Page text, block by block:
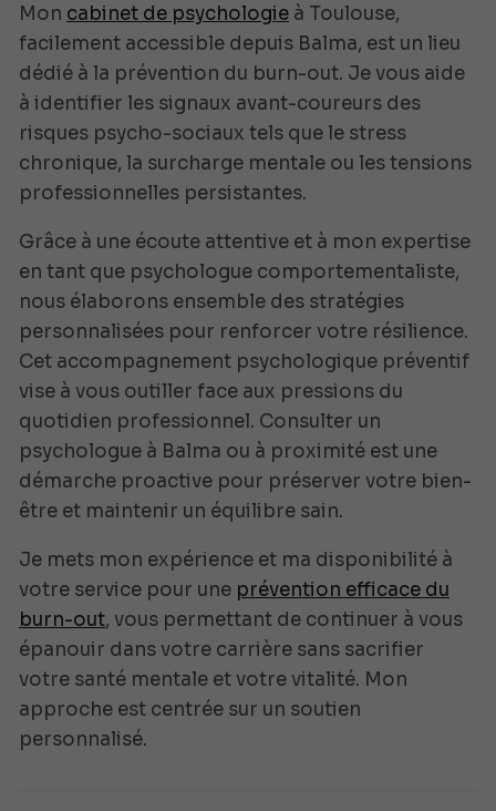
Mon cabinet de psychologie à Toulouse,
facilement accessible depuis Balma, est un lieu
dédié à la prévention du burn-out. Je vous aide
à identifier les signaux avant-coureurs des
risques psycho-sociaux tels que le stress
chronique, la surcharge mentale ou les tensions
professionnelles persistantes.
Grâce à une écoute attentive et à mon expertise
en tant que psychologue comportementaliste,
nous élaborons ensemble des stratégies
personnalisées pour renforcer votre résilience.
Cet accompagnement psychologique préventif
vise à vous outiller face aux pressions du
quotidien professionnel. Consulter un
psychologue à Balma ou à proximité est une
démarche proactive pour préserver votre bien-
être et maintenir un équilibre sain.
Je mets mon expérience et ma disponibilité à
votre service pour une prévention efficace du
burn-out, vous permettant de continuer à vous
épanouir dans votre carrière sans sacrifier
votre santé mentale et votre vitalité. Mon
approche est centrée sur un soutien
personnalisé.